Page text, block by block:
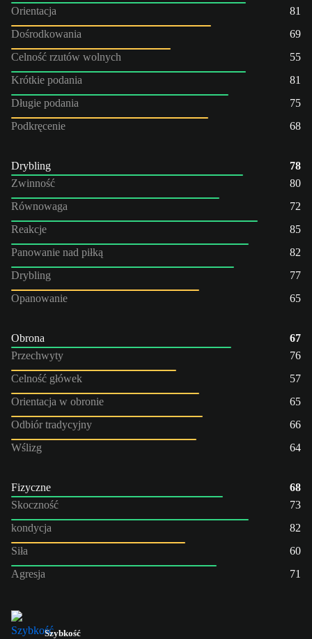
Orientacja
81
Dośrodkowania
69
Celność rzutów wolnych
55
Krótkie podania
81
Długie podania
75
Podkręcenie
68
Drybling
78
Zwinność
80
Równowaga
72
Reakcje
85
Panowanie nad piłką
82
Drybling
77
Opanowanie
65
Obrona
67
Przechwyty
76
Celność główek
57
Orientacja w obronie
65
Odbiór tradycyjny
66
Wślizg
64
Fizyczne
68
Skoczność
73
kondycja
82
Siła
60
Agresja
71
Szybkość